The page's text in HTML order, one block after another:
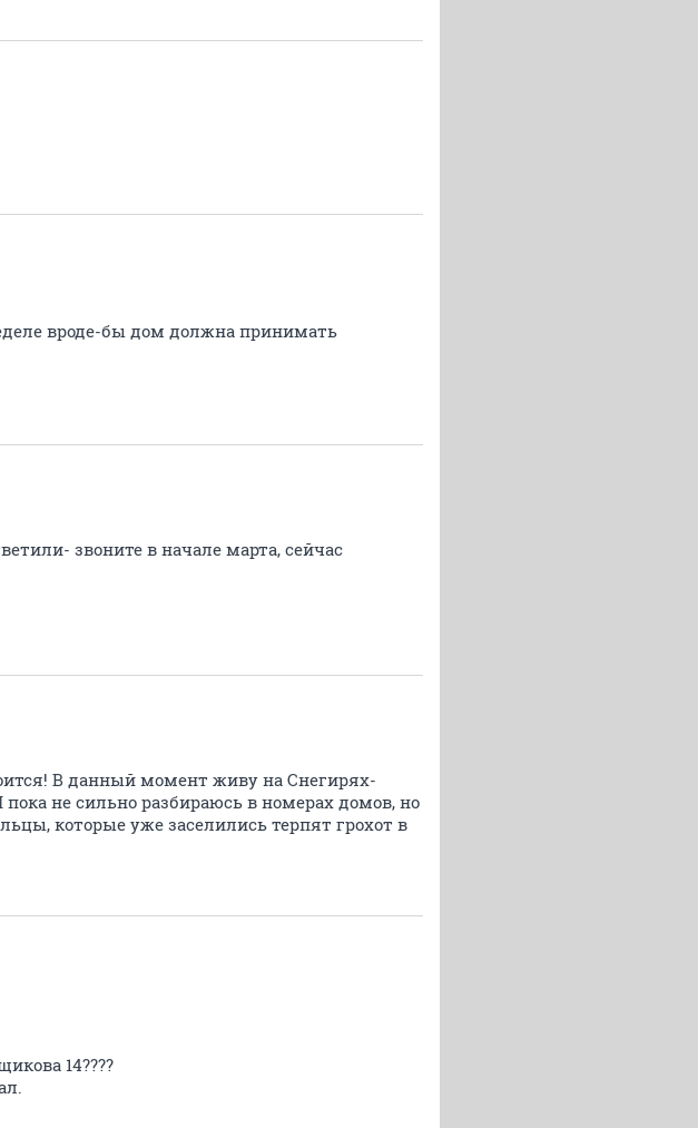
вроде-бы дом должна принимать
звоните в начале марта, сейчас
В данный момент живу на Снегирях-
не сильно разбираюсь в номерах домов, но
которые уже заселились терпят грохот в
14????